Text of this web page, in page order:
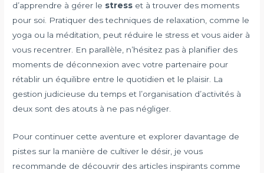
d’apprendre à gérer le stress et à trouver des moments
pour soi. Pratiquer des techniques de relaxation, comme le
yoga ou la méditation, peut réduire le stress et vous aider à
vous recentrer. En parallèle, n’hésitez pas à planifier des
moments de déconnexion avec votre partenaire pour
rétablir un équilibre entre le quotidien et le plaisir. La
gestion judicieuse du temps et l’organisation d’activités à
deux sont des atouts à ne pas négliger.
Pour continuer cette aventure et explorer davantage de
pistes sur la manière de cultiver le désir, je vous
recommande de découvrir des articles inspirants comme